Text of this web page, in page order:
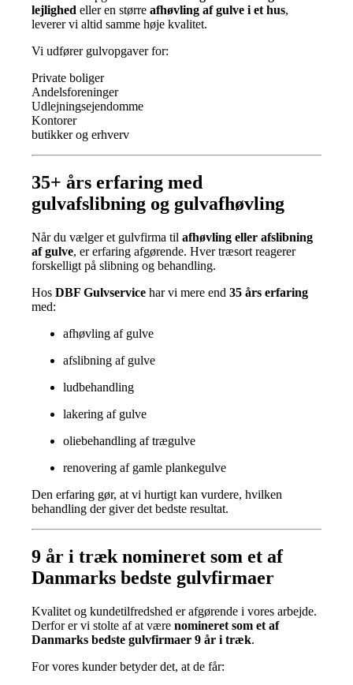
lejlighed eller en størreafhøvling af gulve i et hus,
leverer vi altid samme høje kvalitet.
Vi udfører gulvopgaver for:
Private boliger
Andelsforeninger
Udlejningsejendomme
Kontorer
butikker og erhverv
35+ års erfaring med
gulvafslibning og gulvafhøvling
Når du vælger et gulvfirma tilafhøvling eller afslibning
af gulve, er erfaring afgørende. Hver træsort reagerer
forskelligt på slibning og behandling.
HosDBF Gulvservice har vi mere end35 års erfaring
med:
afhøvling af gulve
afslibning af gulve
ludbehandling
lakering af gulve
oliebehandling af trægulve
renovering af gamle plankegulve
Den erfaring gør, at vi hurtigt kan vurdere, hvilken
behandling der giver det bedste resultat.
9 år i træk nomineret som et af
Danmarks bedste gulvfirmaer
Kvalitet og kundetilfredshed er afgørende i vores arbejde.
Derfor er vi stolte af at værenomineret som et af
Danmarks bedste gulvfirmaer 9 år i træk.
For vores kunder betyder det, at de får: